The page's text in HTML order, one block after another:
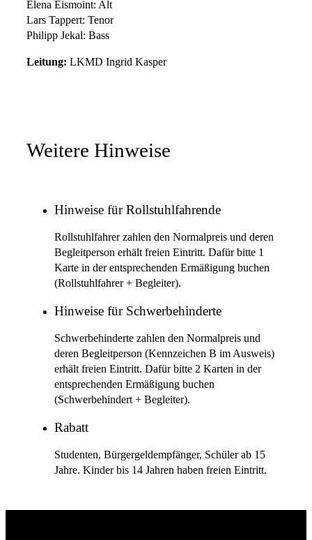
Elena Eismoint: Alt
Lars Tappert: Tenor
Philipp Jekal: Bass
Leitung: LKMD Ingrid Kasper
Weitere Hinweise
Hinweise für Rollstuhlfahrende
Rollstuhlfahrer zahlen den Normalpreis und deren
Begleitperson erhält freien Eintritt. Dafür bitte 1
Karte in der entsprechenden Ermäßigung buchen
(Rollstuhlfahrer + Begleiter).
Hinweise für Schwerbehinderte
Schwerbehinderte zahlen den Normalpreis und
deren Begleitperson (Kennzeichen B im Ausweis)
erhält freien Eintritt. Dafür bitte 2 Karten in der
entsprechenden Ermäßigung buchen
(Schwerbehindert + Begleiter).
Rabatt
Studenten, Bürgergeldempfänger, Schüler ab 15
Jahre. Kinder bis 14 Jahren haben freien Eintritt.